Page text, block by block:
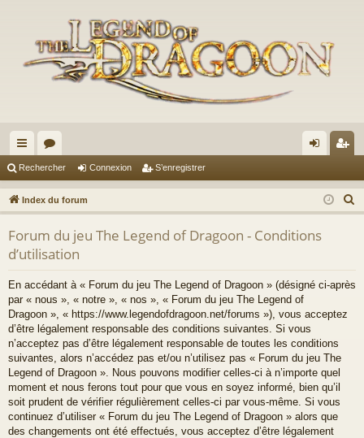
cc
ès
ra
pi
or
u
m
s
ne
xi
on
nr
eg
r
Rechercher Connexion S’enregistrer
Index du forum
e
Forum du jeu The Legend of Dragoon - Conditions
d’utilisation
En accédant à « Forum du jeu The Legend of Dragoon » (désigné ci-après
par « nous », « notre », « nos », « Forum du jeu The Legend of
Dragoon », « https://www.legendofdragoon.net/forums »), vous acceptez
d’être légalement responsable des conditions suivantes. Si vous
n’acceptez pas d’être légalement responsable de toutes les conditions
suivantes, alors n’accédez pas et/ou n’utilisez pas « Forum du jeu The
Legend of Dragoon ». Nous pouvons modifier celles-ci à n’importe quel
moment et nous ferons tout pour que vous en soyez informé, bien qu’il
soit prudent de vérifier régulièrement celles-ci par vous-même. Si vous
continuez d’utiliser « Forum du jeu The Legend of Dragoon » alors que
des changements ont été effectués, vous acceptez d’être légalement